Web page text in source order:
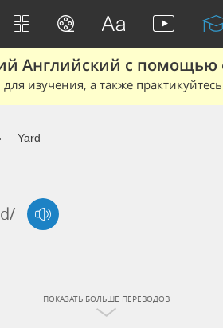
Английский с помощью
изучения, а также
Yard
ПОКАЗАТЬ БОЛЬШЕ ПЕРЕВОДОВ